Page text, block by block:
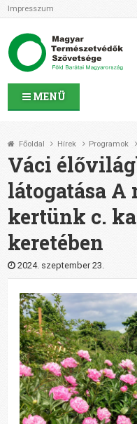
MENÜ
Impresszum
Az MTVSZ-ről
Programok
MTVSZ ügyek és események
Tagszervezetek
Támogatóink
CSATLAKOZZ hozzánk!
Elérhetőségeink
1%
Segítsd a munkánkat!
Adományozz!
Támogatás
Főoldal Hírek Programok
Váci
látogatása
kertünk c.
keretében
2024. szeptember 23.